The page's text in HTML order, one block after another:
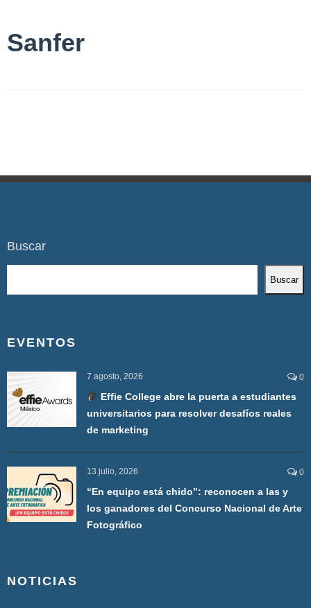
Sanfer
Buscar
Buscar
EVENTOS
7 agosto, 2026 0
Effie College abre la puerta a estudiantes
universitarios para resolver desafíos reales
de marketing
13 julio, 2026 0
“En equipo está chido”: reconocen a las y
los ganadores del Concurso Nacional de Arte
Fotográfico
NOTICIAS